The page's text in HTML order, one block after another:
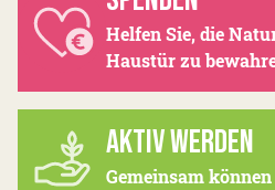
Helfen Sie, die
Haustür zu
AKTIV WERDEN
Gemeinsam